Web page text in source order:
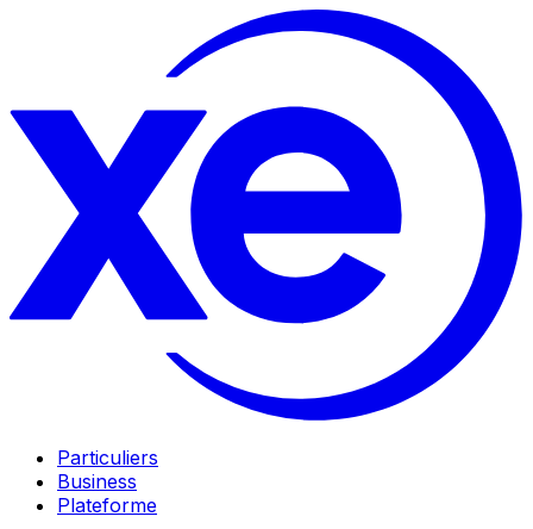
Particuliers
Business
Plateforme